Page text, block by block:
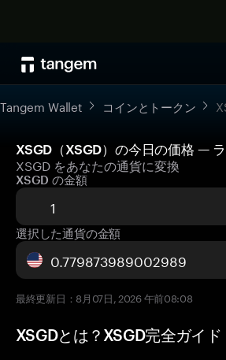
Tangem Wallet コインとトークン
XSGD（XSGD）の今日の価格 —
XSGD をあなたの通貨に変換
XSGD の金額
選択した通貨の金額
最終更新日：8月07日, 2026 午前08:08
XSGDとは？XSGD完全ガイド